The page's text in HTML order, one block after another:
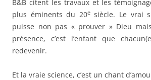
B&B citent les travaux et les
plus éminents du 20esiècle. Le vrai
puisse non pas « prouver » Dieu
présence, c’est l’enfant que
redevenir.
Et la vraie science, c’est un chant